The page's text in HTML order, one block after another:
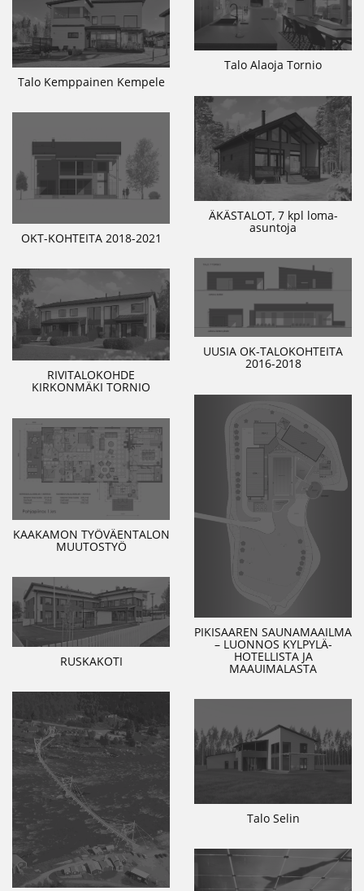
Talo Alaoja Tornio
Talo Kemppainen Kempele
ÄKÄSTALOT, 7 kpl loma-
asuntoja
OKT-KOHTEITA 2018-2021
UUSIA OK-TALOKOHTEITA
2016-2018
RIVITALOKOHDE
KIRKONMÄKI TORNIO
PIKISAAREN SAUNAMAAILMA
– LUONNOS KYLPYLÄ-
HOTELLISTA JA
MAAUIMALASTA
KAAKAMON TYÖVÄENTALON
MUUTOSTYÖ
RUSKAKOTI
Talo Selin